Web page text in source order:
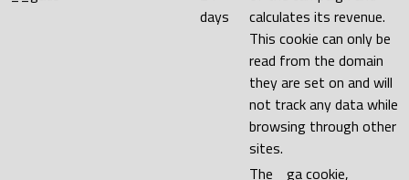
days
calculates its revenue.
This cookie can only be
read from the domain
they are set on and will
not track any data while
browsing through other
sites.
The _ga cookie,